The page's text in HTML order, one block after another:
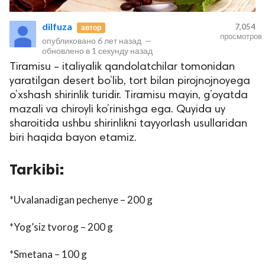
dilfuza автор
опубликовано 6 лет назад —
обновлено в 1 секунду назад
7,054
просмотров
Tiramisu – italiyalik qandolatchilar tomonidan
yaratilgan desert bo’lib, tort bilan pirojnojnoyega
o’xshash shirinlik turidir. Tiramisu mayin, g’oyatda
mazali va chiroyli ko’rinishga ega. Quyida uy
sharoitida ushbu shirinlikni tayyorlash usullaridan
biri haqida bayon etamiz.
Tarkibi:
*Uvalanadigan pechenye – 200 g
*Yog’siz tvorog – 200 g
*Smetana – 100 g